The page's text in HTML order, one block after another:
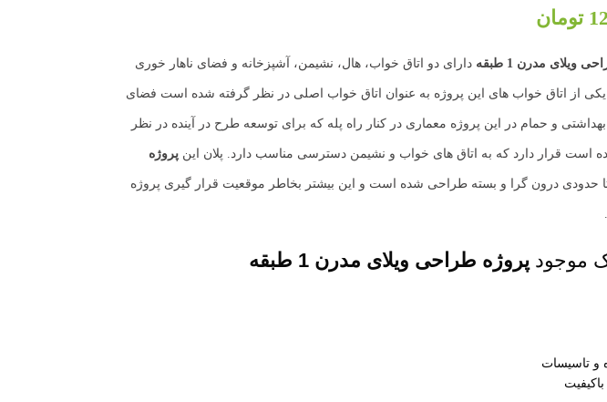
تومان
ویلای مدرن 1 طبقه دارای دو اتاق خواب، هال، نشیمن، آشپزخانه و فضای ناهار خوری
از اتاق خواب های این پروژه به عنوان اتاق خواب اصلی در نظر گرفته شده است فضای
و حمام در این پروژه معماری در کنار راه پله که برای توسعه طرح در آینده در نظر
است قرار دارد که به اتاق های خواب و نشیمن دسترسی مناسب دارد. پلان این پروژه
حدودی درون گرا و بسته طراحی شده است و این بیشتر بخاطر موقعیت قرار گیری پروژه
موجود پروژه طراحی ویلای مدرن 1 طبقه
و تاسیسات